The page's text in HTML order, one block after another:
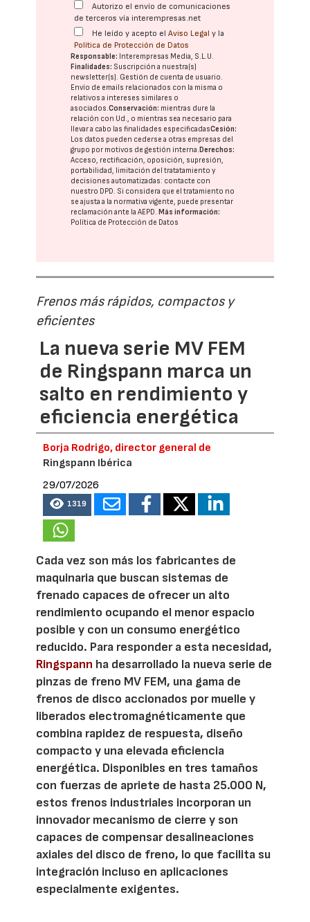
Autorizo el envío de comunicaciones
de terceros vía interempresas.net
He leído y acepto elAviso Legal y la
Política de Protección de Datos
Responsable: Interempresas Media, S.L.U.
Finalidades: Suscripción a nuestra(s)
newsletter(s). Gestión de cuenta de usuario.
Envío de emails relacionados con la misma o
relativos a intereses similares o
asociados.Conservación: mientras dure la
relación con Ud., o mientras sea necesario para
llevar a cabo las finalidades especificadasCesión:
Los datos pueden cederse a otras empresas del
grupo por motivos de gestión interna.Derechos:
Acceso, rectificación, oposición, supresión,
portabilidad, limitación del tratatamiento y
decisiones automatizadas: contacte con
nuestro DPD. Si considera que el tratamiento no
se ajusta a la normativa vigente, puede presentar
reclamación ante laAEPD.Más información:
Política de Protección de Datos
Frenos más rápidos, compactos y
eficientes
La nueva serie MV FEM
de Ringspann marca un
salto en rendimiento y
eficiencia energética
Borja Rodrigo, director general de
Ringspann Ibérica
29/07/2026
1319
Cada vez son más los fabricantes de
maquinaria que buscan sistemas de
frenado capaces de ofrecer un alto
rendimiento ocupando el menor espacio
posible y con un consumo energético
reducido. Para responder a esta necesidad,
Ringspann ha desarrollado la nueva serie de
pinzas de freno MV FEM, una gama de
frenos de disco accionados por muelle y
liberados electromagnéticamente que
combina rapidez de respuesta, diseño
compacto y una elevada eficiencia
energética. Disponibles en tres tamaños
con fuerzas de apriete de hasta 25.000 N,
estos frenos industriales incorporan un
innovador mecanismo de cierre y son
capaces de compensar desalineaciones
axiales del disco de freno, lo que facilita su
integración incluso en aplicaciones
especialmente exigentes.